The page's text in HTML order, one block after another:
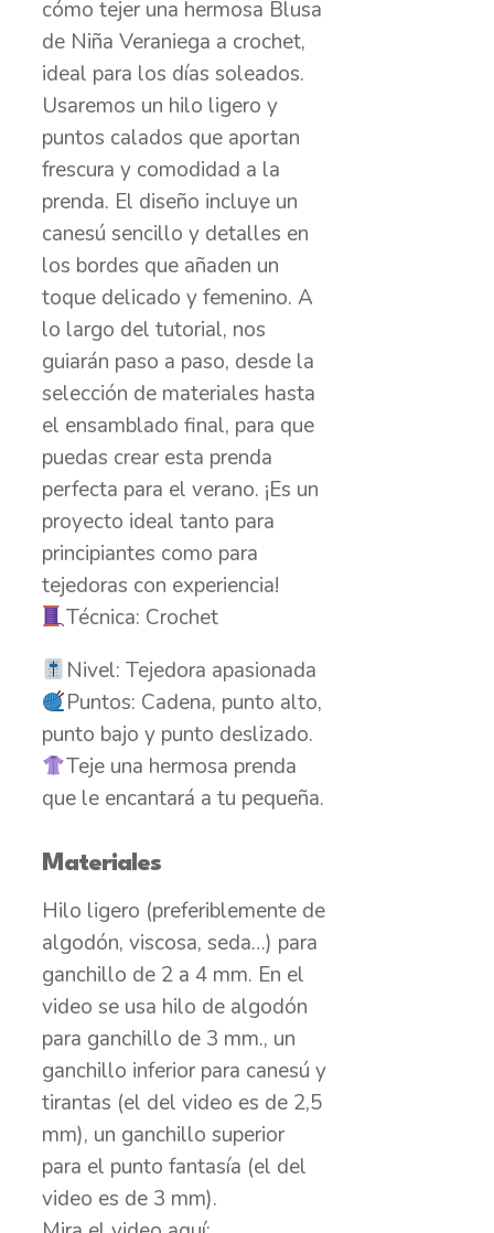
cómo tejer una hermosa Blusa
de Niña Veraniega a crochet,
ideal para los días soleados.
Usaremos un hilo ligero y
puntos calados que aportan
frescura y comodidad a la
prenda. El diseño incluye un
canesú sencillo y detalles en
los bordes que añaden un
toque delicado y femenino. A
lo largo del tutorial, nos
guiarán paso a paso, desde la
selección de materiales hasta
el ensamblado final, para que
puedas crear esta prenda
perfecta para el verano. ¡Es un
proyecto ideal tanto para
principiantes como para
tejedoras con experiencia!
Técnica: Crochet
Nivel: Tejedora apasionada
Puntos: Cadena, punto alto,
punto bajo y punto deslizado.
Teje una hermosa prenda
que le encantará a tu pequeña.
Materiales
Hilo ligero (preferiblemente de
algodón, viscosa, seda…) para
ganchillo de 2 a 4 mm. En el
video se usa hilo de algodón
para ganchillo de 3 mm., un
ganchillo inferior para canesú y
tirantas (el del video es de 2,5
mm), un ganchillo superior
para el punto fantasía (el del
video es de 3 mm).